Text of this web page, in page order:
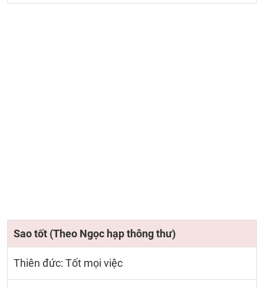
Sao tốt (Theo Ngọc hạp thông thư)
Thiên đức: Tốt mọi việc